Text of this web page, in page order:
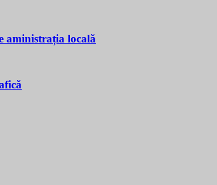
aministrația locală